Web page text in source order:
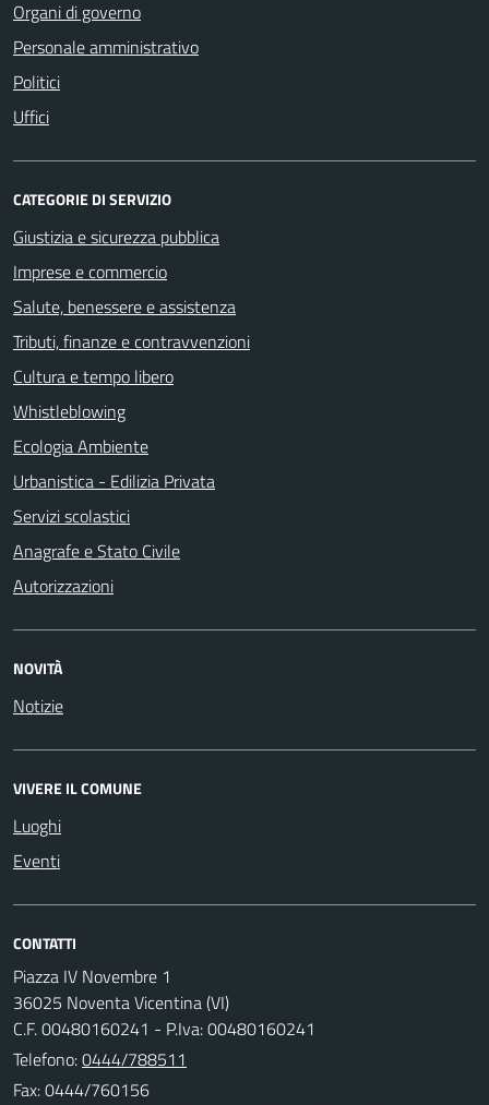
Organi di governo
Personale amministrativo
Politici
Uffici
CATEGORIE DI SERVIZIO
Giustizia e sicurezza pubblica
Imprese e commercio
Salute, benessere e assistenza
Tributi, finanze e contravvenzioni
Cultura e tempo libero
Whistleblowing
Ecologia Ambiente
Urbanistica - Edilizia Privata
Servizi scolastici
Anagrafe e Stato Civile
Autorizzazioni
NOVITÀ
Notizie
VIVERE IL COMUNE
Luoghi
Eventi
CONTATTI
Piazza IV Novembre 1
36025 Noventa Vicentina (VI)
C.F. 00480160241 - P.Iva: 00480160241
Telefono:0444/788511
Fax: 0444/760156